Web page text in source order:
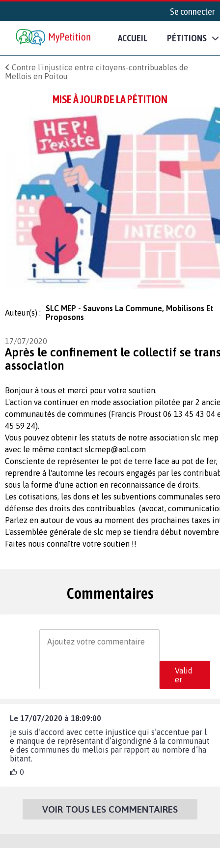
Se connecter
ACCUEIL PÉTITIONS
Contre l'injustice entre citoyens-contribuables de
Mellois en Poitou
MISE À JOUR DE LA PÉTITION
Auteur(s) :
SLC MEP - Sauvons La Commune, Mobilisons Et
Proposons
17/07/2020
Après le confinement le collectif se
association
Bonjour à tous et merci pour votre soutien.
L'action va continuer en mode association pilotée par 2
communautés de communes (Francis Proust 06 13 45 43
45 59 24).
Vous pouvez obtenir les statuts de notre association slc
avec le même contact slcmep@aol.com
Consciente de représenter le pot de terre face au pot de
reprendre à l'automne les recours engagés par les
sous la forme d'une action en reconnaissance de droits.
Les cotisations, les dons et les subventions communales
défense des droits des contribuables (avocat,
Parlez en autour de vous au moment des prochaines taxes
L'assemblée générale de slc mep se tiendra début
Faites nous connaître votre soutien !!
Commentaires
Valid
er
Le 17/07/2020 à 18:09:00
je suis d’accord avec cette injustice qui s’accentue par l
e manque de représentant d’aigondigné à la communaut
é des communes du mellois par rapport au nombre d’ha
bitant.
0
VOIR TOUS LES COMMENTAIRES